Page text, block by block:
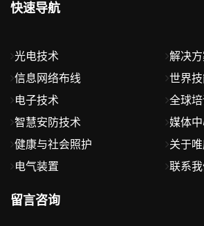
快速导航
光电技术
信息网络布线
电子技术
智慧安防技术
健康与社会照护
电气装置
解决
世界
全球
媒体
关于
联系我
留言咨询